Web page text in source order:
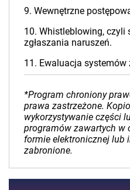
9. Wewnętrzne
10. Whistleblowing, czyli
zgłaszania naruszeń.
11. Ewaluacja
*Program chroniony
prawa zastrzeżone.
wykorzystywanie części
programów zawartych w
formie elektronicznej lub
zabronione.